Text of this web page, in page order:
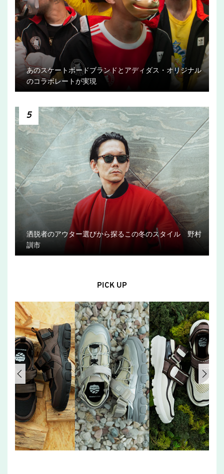
あのスケートボードブランドとアディダス・オリジナル
のコラボレートが実現
5
洒脱者のアウター選びから探るこの冬のスタイル 野村
訓市
PICK UP